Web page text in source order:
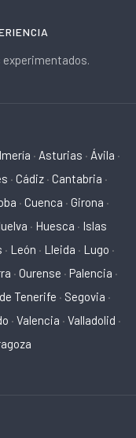
· Asturias · Ávila ·
· Cádiz · Cantabria ·
· Cuenca · Girona ·
· Huesca · Islas
· León · Lleida · Lugo ·
· Ourense · Palencia ·
Tenerife · Segovia ·
· Valencia · Valladolid ·